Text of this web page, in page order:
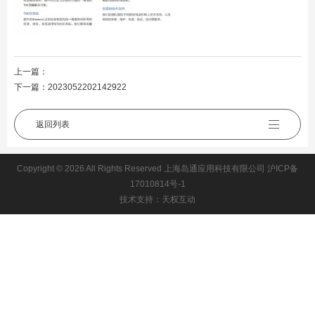
上一篇：
下一篇： 2023052202142922
返回列表
Copyright © 2026 All Rights Reserved 上海岛通应用科技有限公司 沪ICP备
17010814号-1
技术支持：天权互动